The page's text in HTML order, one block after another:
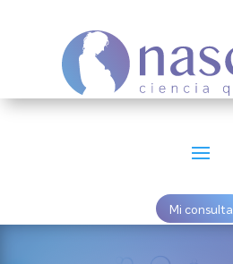
Mi consulta